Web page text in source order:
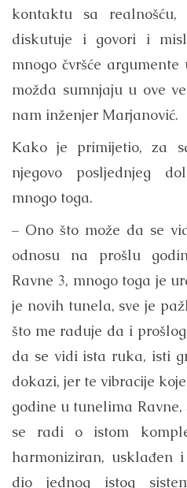
kontaktu sa
diskutuje i govori i
mnogo čvršće
možda sumnjaju u ove
nam inženjer Marjanović.
Kako je primijetio, za
njegovo posljednjeg
mnogo toga.
– Ono što može da se
odnosu na prošlu
Ravne 3, mnogo toga je
je novih tunela, sve je
što me raduje da i
da se vidi ista ruka, isti
dokazi, jer te vibracije
godine u tunelima
se radi o istom
harmoniziran, usklađen
dio jednog istog